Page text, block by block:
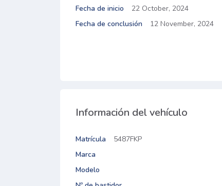
Fecha de inicio
22 October, 2024
Fecha de conclusión
12 November, 2024
Información del vehículo
Matrícula
5487FKP
Marca
Modelo